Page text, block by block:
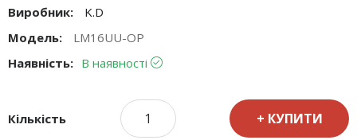
Виробник:
K.D
Модель:
LM16UU-OP
Наявність: В наявності
Кількість КУПИТИ